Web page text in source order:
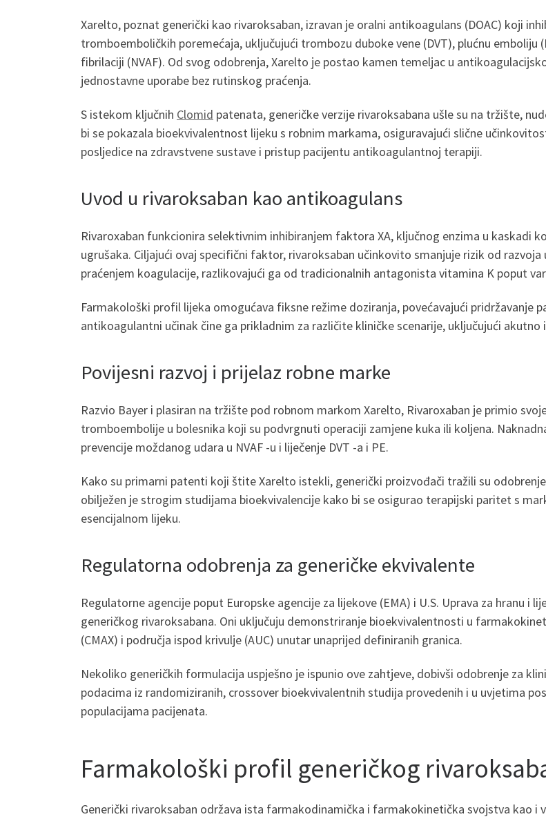
Xarelto, poznat generički kao rivaroksaban, izravan je oralni antikoagulans (DOAC) koji
tromboemboličkih poremećaja, uključujući trombozu duboke vene (DVT), plućnu
fibrilaciji (NVAF). Od svog odobrenja, Xarelto je postao kamen temeljac u
jednostavne uporabe bez rutinskog praćenja.
S istekom ključnih Clomid patenata, generičke verzije rivaroksabana ušle su na tržište,
bi se pokazala bioekvivalentnost lijeku s robnim markama, osiguravajući slične
posljedice na zdravstvene sustave i pristup pacijentu antikoagulantnoj terapiji.
Uvod u rivaroksaban kao antikoagulans
Rivaroxaban funkcionira selektivnim inhibiranjem faktora XA, ključnog enzima u kaskadi
ugrušaka. Ciljajući ovaj specifični faktor, rivaroksaban učinkovito smanjuje rizik od
praćenjem koagulacije, razlikovajući ga od tradicionalnih antagonista vitamina K poput
Farmakološki profil lijeka omogućava fiksne režime doziranja, povećavajući pridržavanje
antikoagulantni učinak čine ga prikladnim za različite kliničke scenarije, uključujući
Povijesni razvoj i prijelaz robne marke
Razvio Bayer i plasiran na tržište pod robnom markom Xarelto, Rivaroxaban je primio
tromboembolije u bolesnika koji su podvrgnuti operaciji zamjene kuka ili koljena.
prevencije moždanog udara u NVAF -u i liječenje DVT -a i PE.
Kako su primarni patenti koji štite Xarelto istekli, generički proizvođači tražili su
obilježen je strogim studijama bioekvivalencije kako bi se osigurao terapijski paritet s
esencijalnom lijeku.
Regulatorna odobrenja za generičke ekvivalente
Regulatorne agencije poput Europske agencije za lijekove (EMA) i U.S. Uprava za hranu i
generičkog rivaroksabana. Oni uključuju demonstriranje bioekvivalentnosti u
(CMAX) i područja ispod krivulje (AUC) unutar unaprijed definiranih granica.
Nekoliko generičkih formulacija uspješno je ispunio ove zahtjeve, dobivši odobrenje za
podacima iz randomiziranih, crossover bioekvivalentnih studija provedenih i u uvjetima
populacijama pacijenata.
Farmakološki profil generičkog
Generički rivaroksaban održava ista farmakodinamička i farmakokinetička svojstva kao i